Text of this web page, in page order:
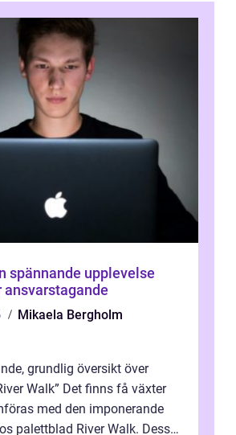
spännande upplevelse
ansvarstagande
Mikaela Bergholm
grundlig översikt över
Walk” Det finns få växter
med den imponerande
palettblad River Walk. Dess